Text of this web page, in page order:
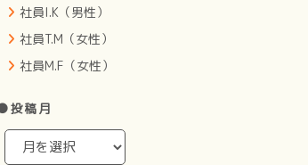
社員I.K（男性）
社員T.M（女性）
社員M.F（女性）
投稿月